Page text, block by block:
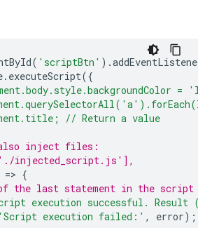
( 'scriptBtn' ).
. executeScript({
// Return a value
inject files:
=> {
the last statement in the script
execution successful.
'Script execution failed:' , error);